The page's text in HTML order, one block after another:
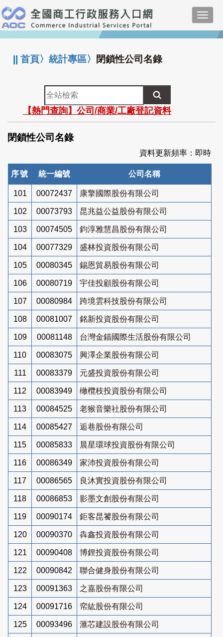
跳
到
主
要
:::
||首頁〉統計專區〉 閉鎖性公司名錄
全
站
檢
索
【熱門查詢】公司/商業/工廠登記資料
閉鎖性公司名錄
資料更新頻率：即時
序號 統一編號 公司名稱
101 00072437 康擎國際股份有限公司
102 00073793 昆兆益公益股份有限公司
103 00074505 鈞淳雅慧昌股份有限公司
104 00077329 盛林投資股份有限公司
105 00080345 錫恩貿易股份有限公司
106 00080719 宇佳投顧股份有限公司
107 00080984 跨境雲科技股份有限公司
108 00081007 銘新投資股份有限公司
109 00081148 台灣金錨國際生活股份有限公司
110 00083075 興澤企業股份有限公司
111 00083379 元盛投資股份有限公司
112 00083949 橄欖枝投資股份有限公司
113 00084525 老猴音樂社股份有限公司
114 00085427 逅巷股份有限公司
115 00085833 晨星環球投資股份有限公司
116 00086349 家沛投資股份有限公司
117 00086565 良沐實投資股份有限公司
118 00086853 影墨文創股份有限公司
119 00090174 鉅客昆饕股份有限公司
120 00090370 犇鑫投資股份有限公司
121 00090408 博鋰投資股份有限公司
122 00090842 聯合健身股份有限公司
123 00091363 之嘉股份有限公司
124 00091716 帟紘股份有限公司
125 00093496 滙芯建設股份有限公司